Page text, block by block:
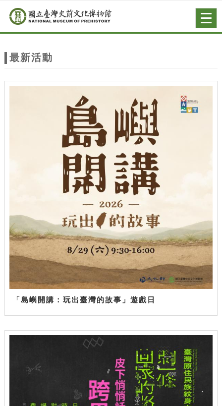
站
主
跳到主要內容
網站導覽
最新活動
「島嶼開講：玩出臺灣的故事」遊戲日